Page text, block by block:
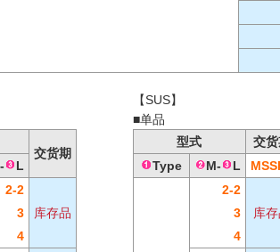
交货期
L
2-2
库存品
3
4
【SUS】
■单品
型式
交
Type
M- L
2-2
库
3
4